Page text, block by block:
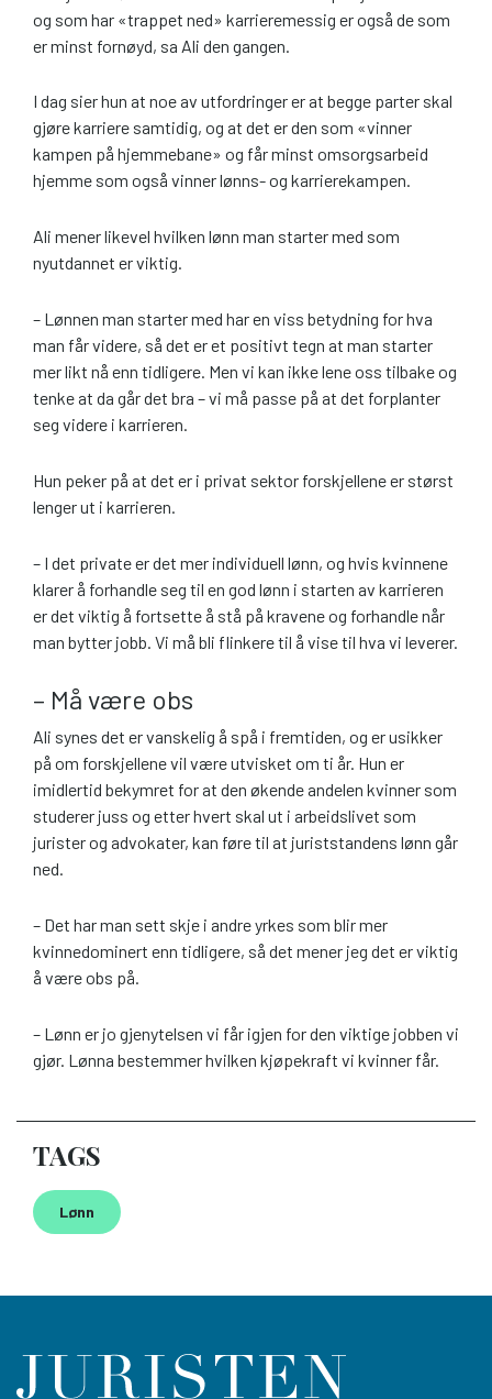
og som har «trappet ned» karrieremessig er også de som
er minst fornøyd, sa Ali den gangen.
I dag sier hun at noe av utfordringer er at begge parter skal
gjøre karriere samtidig, og at det er den som «vinner
kampen på hjemmebane» og får minst omsorgsarbeid
hjemme som også vinner lønns- og karrierekampen.
Ali mener likevel hvilken lønn man starter med som
nyutdannet er viktig.
– Lønnen man starter med har en viss betydning for hva
man får videre, så det er et positivt tegn at man starter
mer likt nå enn tidligere. Men vi kan ikke lene oss tilbake og
tenke at da går det bra – vi må passe på at det forplanter
seg videre i karrieren.
Hun peker på at det er i privat sektor forskjellene er størst
lenger ut i karrieren.
– I det private er det mer individuell lønn, og hvis kvinnene
klarer å forhandle seg til en god lønn i starten av karrieren
er det viktig å fortsette å stå på kravene og forhandle når
man bytter jobb. Vi må bli flinkere til å vise til hva vi leverer.
– Må være obs
Ali synes det er vanskelig å spå i fremtiden, og er usikker
på om forskjellene vil være utvisket om ti år. Hun er
imidlertid bekymret for at den økende andelen kvinner som
studerer juss og etter hvert skal ut i arbeidslivet som
jurister og advokater, kan føre til at juriststandens lønn går
ned.
– Det har man sett skje i andre yrkes som blir mer
kvinnedominert enn tidligere, så det mener jeg det er viktig
å være obs på.
– Lønn er jo gjenytelsen vi får igjen for den viktige jobben vi
gjør. Lønna bestemmer hvilken kjøpekraft vi kvinner får.
TAGS
Lønn